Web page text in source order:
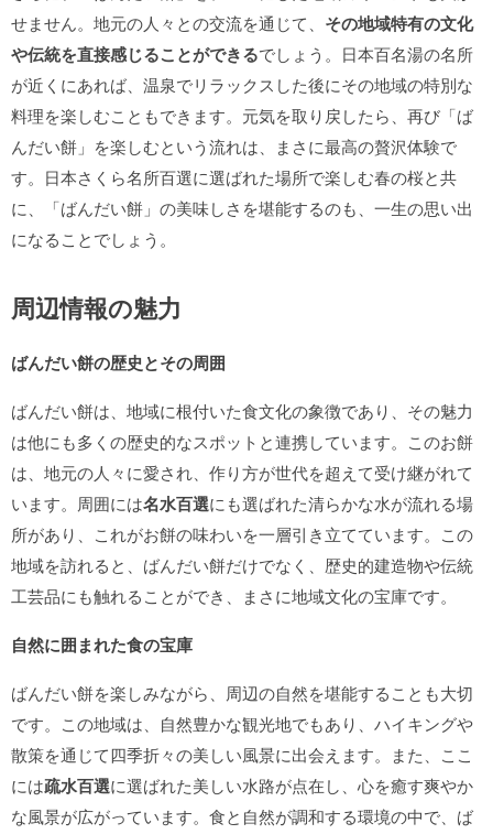
せません。地元の人々との交流を通じて、 その地域特有の文化
や伝統を直接感じることができるでしょう。日本百名湯の名所
が近くにあれば、温泉でリラックスした後にその地域の特別な
料理を楽しむこともできます。元気を取り戻したら、再び「ば
んだい餅」を楽しむという流れは、まさに最高の贅沢体験で
す。日本さくら名所百選に選ばれた場所で楽しむ春の桜と共
に、「ばんだい餅」の美味しさを堪能するのも、一生の思い出
になることでしょう。
周辺情報の魅力
ばんだい餅の歴史とその周囲
ばんだい餅は、地域に根付いた食文化の象徴であり、その魅力
は他にも多くの歴史的なスポットと連携しています。このお餅
は、地元の人々に愛され、作り方が世代を超えて受け継がれて
います。周囲には名水百選にも選ばれた清らかな水が流れる場
所があり、これがお餅の味わいを一層引き立てています。この
地域を訪れると、ばんだい餅だけでなく、歴史的建造物や伝統
工芸品にも触れることができ、まさに地域文化の宝庫です。
自然に囲まれた食の宝庫
ばんだい餅を楽しみながら、周辺の自然を堪能することも大切
です。この地域は、自然豊かな観光地でもあり、ハイキングや
散策を通じて四季折々の美しい風景に出会えます。また、ここ
には疏水百選に選ばれた美しい水路が点在し、心を癒す爽やか
な風景が広がっています。食と自然が調和する環境の中で、ば